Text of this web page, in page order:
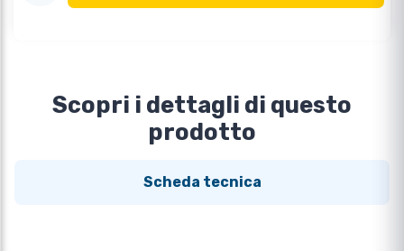
Scopri i dettagli di questo
prodotto
Scheda tecnica